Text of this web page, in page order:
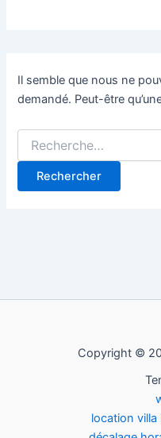
Il semble que nous ne
demandé. Peut-être
Copyright ©
location